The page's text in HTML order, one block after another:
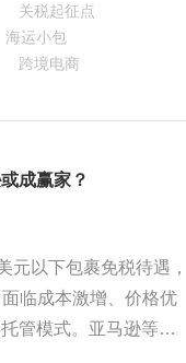
关税起征点
海运小包
跨境电商
成赢家？
元以下包裹免税待遇，
临成本激增、价格优
管模式。亚马逊等本